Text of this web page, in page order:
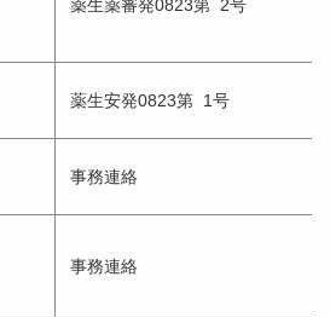
薬生薬審発0823第 2号
薬生安発0823第 1号
事務連絡
事務連絡